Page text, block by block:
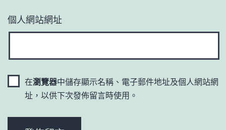
個人網站網址
在瀏覽器中儲存顯示名稱、電子郵件地址及個人網站網
址，以供下次發佈留言時使用。